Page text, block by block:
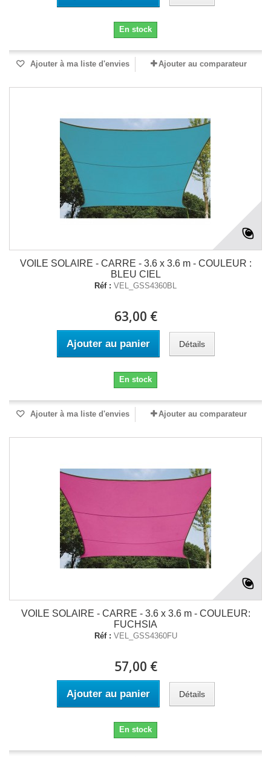
En stock
Ajouter à ma liste d'envies Ajouter au comparateur
VOILE SOLAIRE - CARRE - 3.6 x 3.6 m - COULEUR :
BLEU CIEL
Réf : VEL_GSS4360BL
63,00 €
Ajouter au panier Détails
En stock
Ajouter à ma liste d'envies Ajouter au comparateur
VOILE SOLAIRE - CARRE - 3.6 x 3.6 m - COULEUR:
FUCHSIA
Réf : VEL_GSS4360FU
57,00 €
Ajouter au panier Détails
En stock